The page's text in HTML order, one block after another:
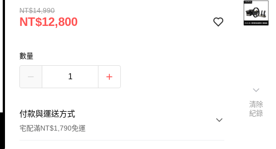
NT$14,990
NT$12,800
數量
付款與運送方式
宅配滿NT$1,790免運
清除
紀錄